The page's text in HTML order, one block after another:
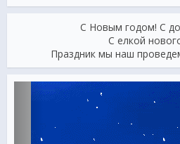
С Новым годом! С
С елкой
Праздник мы наш